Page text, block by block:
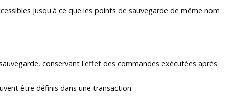
jusqu'à ce que les points de sauvegarde de même nom
conservant l'effet des commandes exécutées après
être définis dans une transaction.